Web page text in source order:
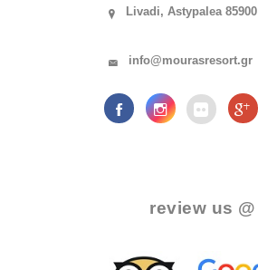
Livadi, Astypalea 85900
info@mourasresort.gr
review us @